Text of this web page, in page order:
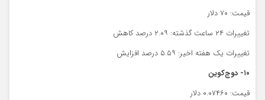
قیمت: ۷۰ دلار
تغییرات ۲۴ ساعت گذشته: ۲.۰۹ درصد کاهش
تغییرات یک هفته اخیر: ۵.۵۹ درصد افزایش
۱۰- دوج‌کوین
قیمت: ۰.۰۷۴۶۰ دلار